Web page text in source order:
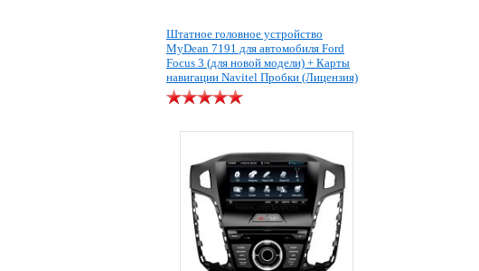
Штатное головное устройство
MyDean 7191 для автомобиля Ford
Focus 3 (для новой модели) + Карты
навигации Navitel Пробки (Лицензия)